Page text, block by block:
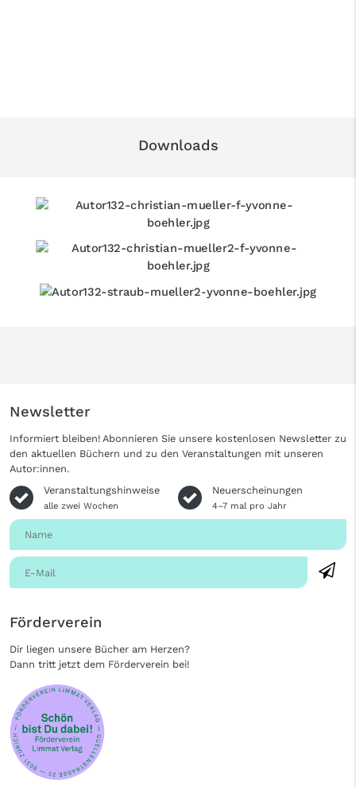
Downloads
Newsletter
Informiert bleiben! Abonnieren Sie unsere kostenlosen Newsletter zu
den aktuellen Büchern und zu den Veranstaltungen mit unseren
Autor:innen.
Veranstaltungshinweise
alle zwei Wochen
Neuerscheinungen
4–7 mal pro Jahr
Förderverein
Dir liegen unsere Bücher am Herzen?
Dann tritt jetzt dem Förderverein bei!